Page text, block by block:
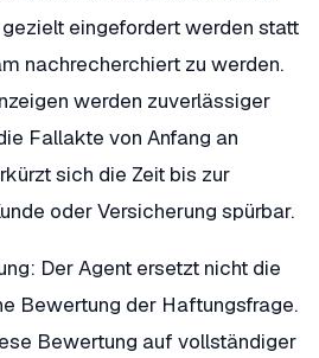
eingefordert werden statt
nachrecherchiert zu werden.
werden zuverlässiger
Fallakte von Anfang an
sich die Zeit bis zur
oder Versicherung spürbar.
Der Agent ersetzt nicht die
Bewertung der Haftungsfrage.
Bewertung auf vollständiger